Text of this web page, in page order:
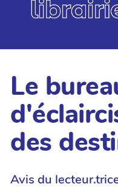
Le
des
Avis du